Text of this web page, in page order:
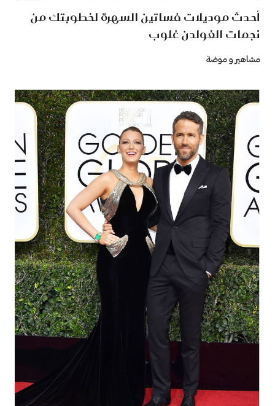
أحدث موديلات فساتين السهرة لخطوبتك من
نجمات الغولدن غلوب
مشاهير و موضة